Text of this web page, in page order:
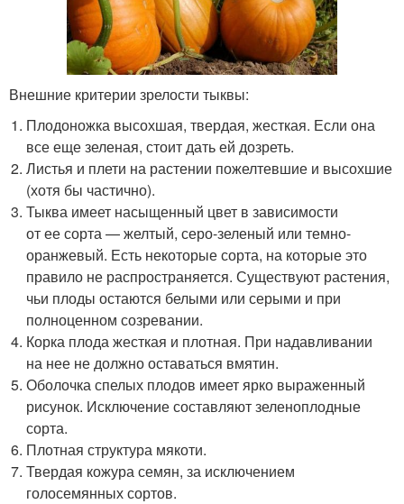
Внешние критерии зрелости тыквы:
Плодоножка высохшая, твердая, жесткая. Если она
все еще зеленая, стоит дать ей дозреть.
Листья и плети на растении пожелтевшие и высохшие
(хотя бы частично).
Тыква имеет насыщенный цвет в зависимости
от ее сорта — желтый, серо-зеленый или темно-
оранжевый. Есть некоторые сорта, на которые это
правило не распространяется. Существуют растения,
чьи плоды остаются белыми или серыми и при
полноценном созревании.
Корка плода жесткая и плотная. При надавливании
на нее не должно оставаться вмятин.
Оболочка спелых плодов имеет ярко выраженный
рисунок. Исключение составляют зеленоплодные
сорта.
Плотная структура мякоти.
Твердая кожура семян, за исключением
голосемянных сортов.